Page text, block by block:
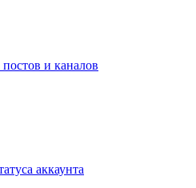
и каналов
аккаунта